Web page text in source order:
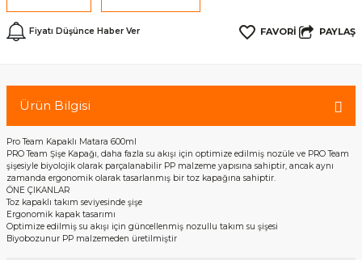
Fiyatı Düşünce Haber Ver PAYLAŞ
Ürün Bilgisi
Pro Team Kapaklı Matara 600ml
PRO Team Şişe Kapağı, daha fazla su akışı için optimize edilmiş nozüle ve PRO Team
şişesiyle biyolojik olarak parçalanabilir PP malzeme yapısına sahiptir, ancak aynı
zamanda ergonomik olarak tasarlanmış bir toz kapağına sahiptir.
ÖNE ÇIKANLAR
Toz kapaklı takım seviyesinde şişe
Ergonomik kapak tasarımı
Optimize edilmiş su akışı için güncellenmiş nozullu takım su şişesi
Biyobozunur PP malzemeden üretilmiştir